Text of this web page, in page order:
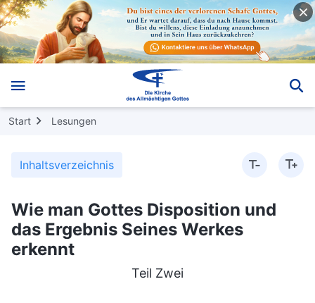
Start Lesungen
Inhaltsverzeichnis
Wie man Gottes Disposition und
das Ergebnis Seines Werkes
erkennt
Teil Zwei